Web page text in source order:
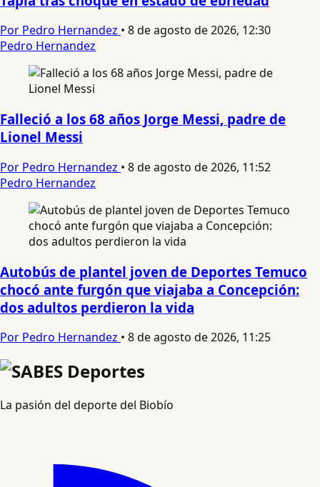
Por Pedro Hernandez • 8 de agosto de 2026, 12:30
Pedro Hernandez
Falleció a los 68 años Jorge Messi, padre de
Lionel Messi
Por Pedro Hernandez • 8 de agosto de 2026, 11:52
Pedro Hernandez
Autobús de plantel joven de Deportes Temuco
chocó ante furgón que viajaba a Concepción:
dos adultos perdieron la vida
Por Pedro Hernandez • 8 de agosto de 2026, 11:25
La pasión del deporte del Biobío